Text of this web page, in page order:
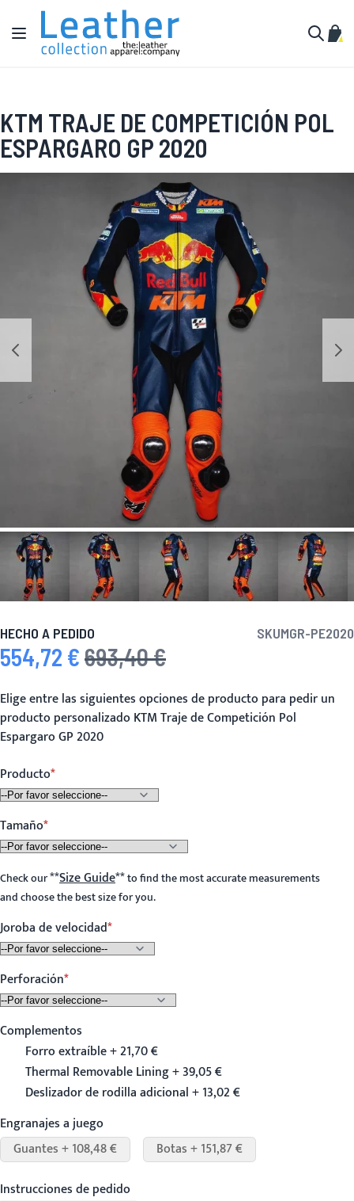
Ir al contenido
Toggle Nav
Mi
KTM TRAJE DE COMPETICIÓN POL
ESPARGARO GP 2020
HECHO A PEDIDO SKUMGR-PE2020
Precio especial
554,72 € Precio habitual
693,40 €
Elige entre las siguientes opciones de producto para pedir un
producto personalizado KTM Traje de Competición Pol
Espargaro GP 2020
Producto
Tamaño
Check our**Size Guide**to find the most accurate measurements
and choose the best size for you.
Joroba de velocidad
Perforación
Complementos
Forro extraíble + 21,70 €
Thermal Removable Lining + 39,05 €
Deslizador de rodilla adicional + 13,02 €
Engranajes a juego
Guantes + 108,48 €
Botas + 151,87 €
Instrucciones de pedido